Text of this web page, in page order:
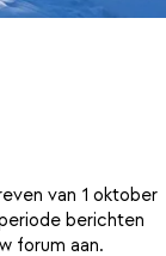
van 1 oktober
berichten
forum aan.